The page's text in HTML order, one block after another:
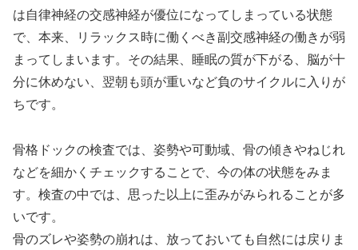
は自律神経の交感神経が優位になってしまっている状態
で、本来、リラックス時に働くべき副交感神経の働きが弱
まってしまいます。その結果、睡眠の質が下がる、脳が十
分に休めない、翌朝も頭が重いなど負のサイクルに入りが
ちです。
骨格ドックの検査では、姿勢や可動域、骨の傾きやねじれ
などを細かくチェックすることで、今の体の状態をみま
す。検査の中では、思った以上に歪みがみられることが多
いです。
骨のズレや姿勢の崩れは、放っておいても自然には戻りま